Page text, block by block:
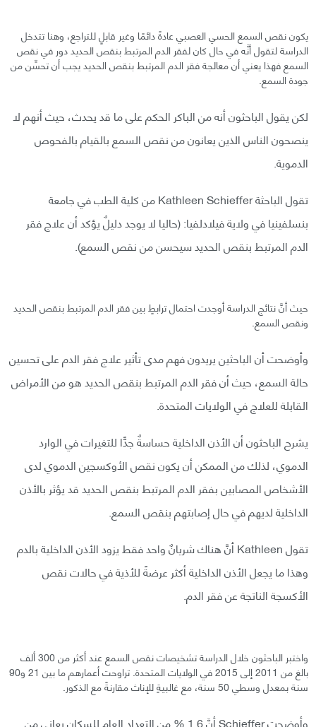
يكون نقص السمع الحسي العصبي عادةً دائمًا وغير قابلٍ للتراجع، وهنا تتدخل
الدراسة لتقول أنَّه في حال كان لفقر الدم المرتبط بنقص الحديد دور في نقص
السمع فهذا يعني أن معالجة فقر الدم المرتبط بنقص الحديد يجب أن تحسِّن من
جودة السمع.
لكن يقول الباحثون أنه من الباكر الحكم على ما قد يحدث، حيث أنهم لا
ينصحون الناس الذين يعانون من نقص السمع بالقيام بالفحوص
الدموية.
تقول الباحثة Kathleen Schieffer من كلية الطب في جامعة
بنسلفينيا في ولاية فيلادلفيا: (حاليا لا يوجد دليلٌ يؤكد أن علاج فقر
الدم المرتبط بنقص الحديد سيحسن من نقص السمع).
حيث أنَّ نتائج الدراسة أوجدت احتمال ترابطٍ بين فقر الدم المرتبط بنقص الحديد
ونقص السمع.
وأوضحت أن الباحثين يريدون فهم مدى تأثير علاج فقر الدم على تحسين
حالة السمع، حيث أن فقر الدم المرتبط بنقص الحديد هو من الأمراض
القابلة للعلاج في الولايات المتحدة.
يشرح الباحثون أن الأذن الداخلية حساسةٌ جدًّا للتغيرات في الوارد
الدموي، لذلك من الممكن أن يكون نقص الأوكسجين الدموي لدى
الأشخاص المصابين بفقر الدم المرتبط بنقص الحديد قد يؤثر بالأذن
الداخلية لديهم في حال إصابتهم بنقص السمع.
تقول Kathleen أنَّ هناك شريانٌ واحد فقط يزود الأذن الداخلية بالدم
وهذا ما يجعل الأذن الداخلية أكثر عرضةً للأذية في حالات نقص
الأكسجة الناتجة عن فقر الدم.
واختبر الباحثون خلال الدراسة تشخيصات نقص السمع عند أكثر من 300 ألف
بالغ من 2011 إلى 2015 في الولايات المتحدة. تراوحت أعمارهم ما بين 21 و90
سنة بمعدل وسطي 50 سنة، مع غالبيةٍ للإناث مقارنةً مع الذكور.
وأوضحت Schieffer أنَّ 1.6 % من التعداد العام للسكان يعاني من